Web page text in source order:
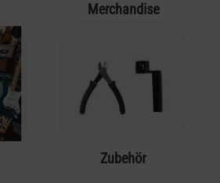
Merchandise
Zubehör